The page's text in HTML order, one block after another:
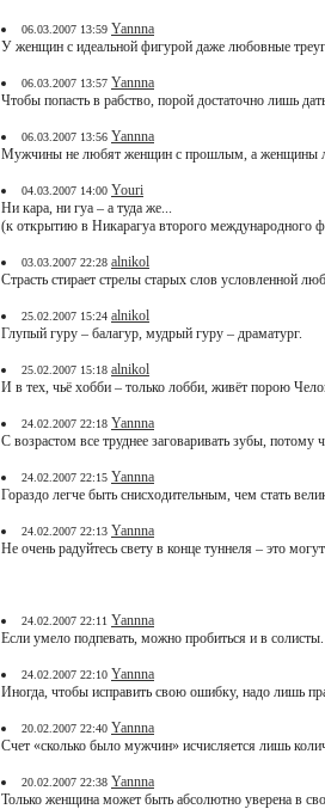
06.03.2007 13:59 Yannna
У женщин с идеальной фигурой даже любовные
06.03.2007 13:57 Yannna
Чтобы попасть в рабство, порой достаточно лишь
06.03.2007 13:56 Yannna
Мужчины не любят женщин с прошлым, а женщины
04.03.2007 14:00 Youri
Ни кара, ни гуа – а туда же...
(к открытию в Никарагуа второго международного
03.03.2007 22:28 alnikol
Страсть стирает стрелы старых слов условленной
25.02.2007 15:24 alnikol
Глупый гуру – балагур, мудрый гуру – драматург.
25.02.2007 15:18 alnikol
И в тех, чьё хобби – только лобби, живёт порою
24.02.2007 22:18 Yannna
С возрастом все труднее заговаривать зубы,
24.02.2007 22:15 Yannna
Гораздо легче быть снисходительным, чем стать
24.02.2007 22:13 Yannna
Не очень радуйтесь свету в конце туннеля – это
24.02.2007 22:11 Yannna
Если умело подпевать, можно пробиться и в солисты.
24.02.2007 22:10 Yannna
Иногда, чтобы исправить свою ошибку, надо лишь
20.02.2007 22:40 Yannna
Счет «сколько было мужчин» исчисляется лишь
20.02.2007 22:38 Yannna
Только женщина может быть абсолютно уверена в